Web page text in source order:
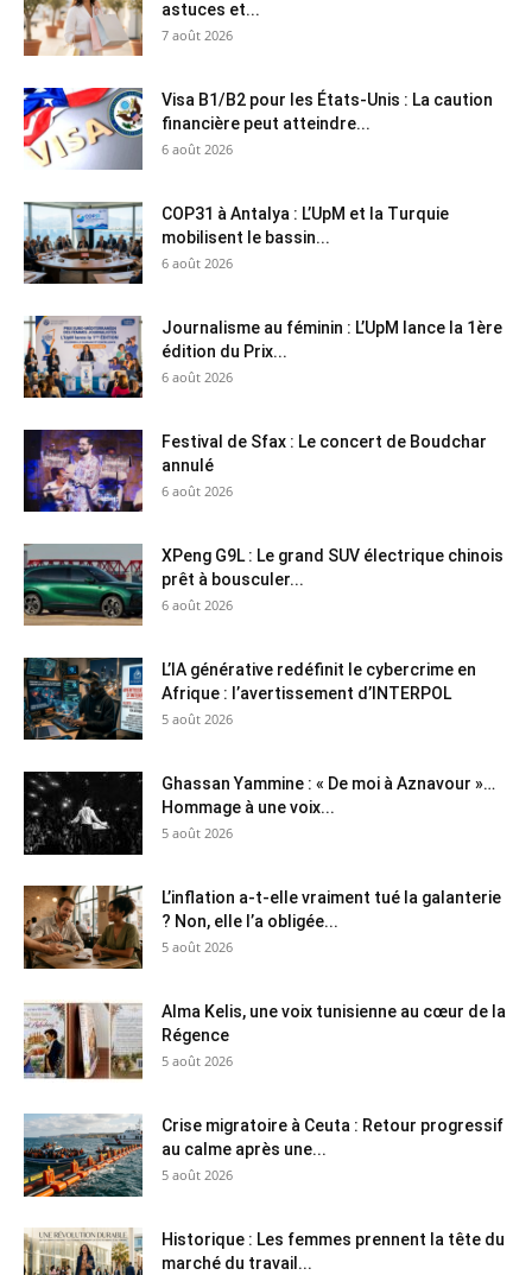
astuces et...
7 août 2026
Visa B1/B2 pour les États-Unis : La caution
financière peut atteindre...
6 août 2026
COP31 à Antalya : L’UpM et la Turquie
mobilisent le bassin...
6 août 2026
Journalisme au féminin : L’UpM lance la 1ère
édition du Prix...
6 août 2026
Festival de Sfax : Le concert de Boudchar
annulé
6 août 2026
XPeng G9L : Le grand SUV électrique chinois
prêt à bousculer...
6 août 2026
L’IA générative redéfinit le cybercrime en
Afrique : l’avertissement d’INTERPOL
5 août 2026
Ghassan Yammine : « De moi à Aznavour »…
Hommage à une voix...
5 août 2026
L’inflation a-t-elle vraiment tué la galanterie
? Non, elle l’a obligée...
5 août 2026
Alma Kelis, une voix tunisienne au cœur de la
Régence
5 août 2026
Crise migratoire à Ceuta : Retour progressif
au calme après une...
5 août 2026
Historique : Les femmes prennent la tête du
marché du travail...